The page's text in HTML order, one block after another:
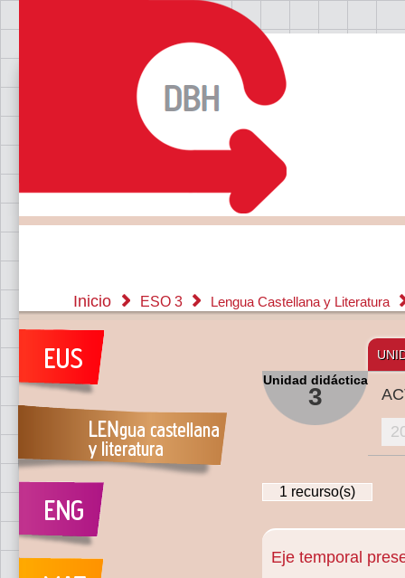
Inicio ESO 3 Lengua Castellana y Literatura
Unidad didáctica
3
1 recurso(s)
Eje temporal